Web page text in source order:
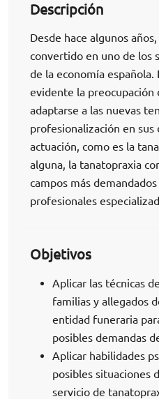
Descripción
Desde hace algunos
convertido en uno de los
de la economía española.
evidente la preocupación
adaptarse a las nuevas
profesionalización en sus
actuación, como es la
alguna, la tanatopraxia
campos más
profesionales
Objetivos
Aplicar las técnicas
familias y allegados
entidad funeraria
posibles demandas
Aplicar habilidades
posibles situaciones
servicio de